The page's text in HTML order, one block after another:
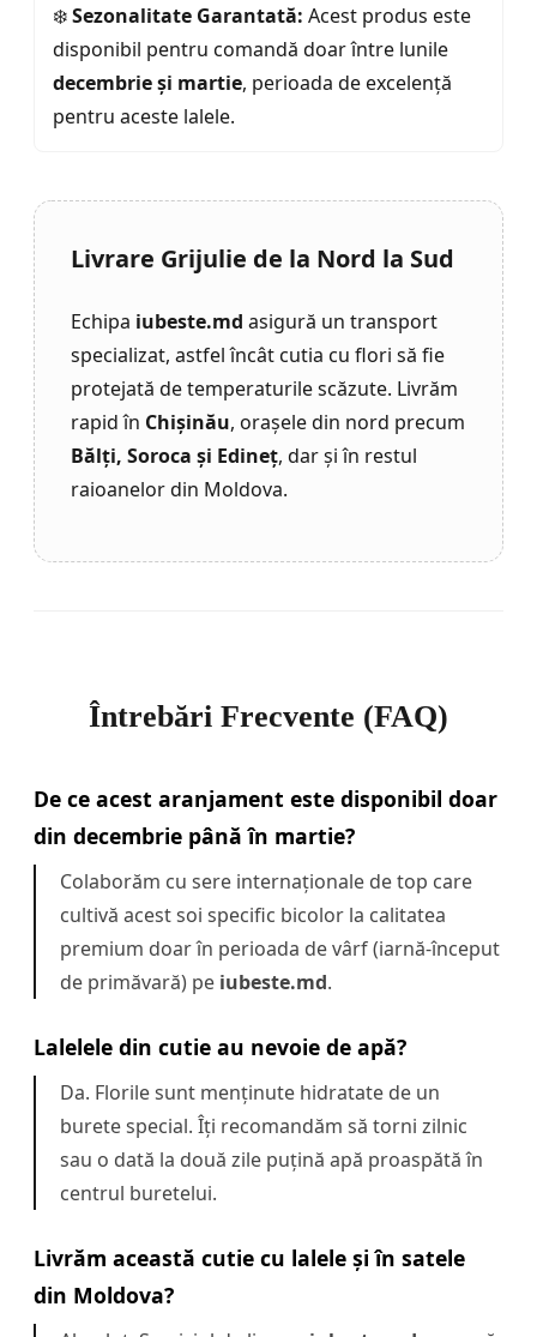
❄️Sezonalitate Garantată: Acest produs este
disponibil pentru comandă doar între lunile
decembrie și martie, perioada de excelență
pentru aceste lalele.
Livrare Grijulie de la Nord la Sud
Echipa iubeste.md asigură un transport
specializat, astfel încât cutia cu flori să fie
protejată de temperaturile scăzute. Livrăm
rapid în Chișinău, orașele din nord precum
Bălți, Soroca și Edineț, dar și în restul
raioanelor din Moldova.
Întrebări Frecvente (FAQ)
De ce acest aranjament este disponibil doar
din decembrie până în martie?
Colaborăm cu sere internaționale de top care
cultivă acest soi specific bicolor la calitatea
premium doar în perioada de vârf (iarnă-început
de primăvară) pe iubeste.md.
Lalelele din cutie au nevoie de apă?
Da. Florile sunt menținute hidratate de un
burete special. Îți recomandăm să torni zilnic
sau o dată la două zile puțină apă proaspătă în
centrul buretelui.
Livrăm această cutie cu lalele și în satele
din Moldova?